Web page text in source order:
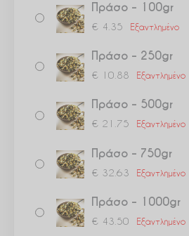
Πράσο – 100gr
€ 4.35 Εξαντλημένο
Πράσο – 250gr
€ 10.88 Εξαντλημένο
Πράσο – 500gr
€ 21.75 Εξαντλημένο
Πράσο – 750gr
€ 32.63 Εξαντλημένο
Πράσο – 1000gr
€ 43.50 Εξαντλημένο